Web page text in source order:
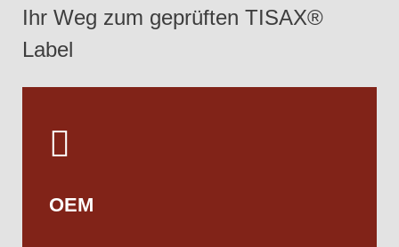
Ihr Weg zum geprüften TISAX®
Label
OEM